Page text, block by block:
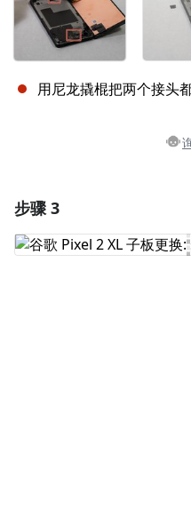
用尼龙撬棍把两个接头
添加评论
步骤 3